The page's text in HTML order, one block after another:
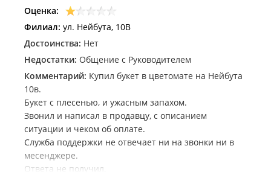
Оценка:
Филиал: ул. Нейбута, 10В
Достоинства: Нет
Недостатки: Общение с Руководителем
Комментарий: Купил букет в цветомате на Нейбута
10в.
Букет с плесенью, и ужасным запахом.
Звонил и написал в продавцу, с описанием
ситуации и чеком об оплате.
Служба поддержки не отвечает ни на звонки ни в
месенджере.
Ответа не получил.